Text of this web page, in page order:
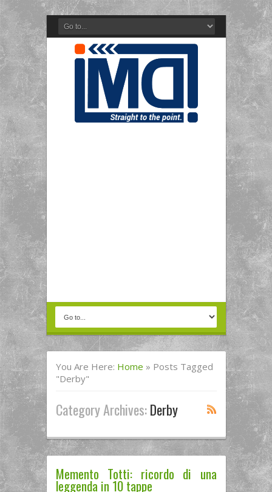
You Are Here: Home » Posts Tagged
"Derby"
Category Archives:Derby
Memento Totti: ricordo di una
leggenda in 10 tappe